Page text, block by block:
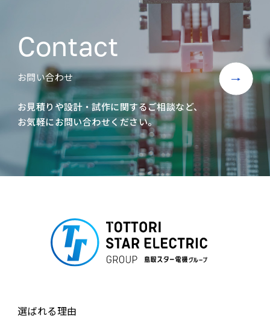
Contact
お問い合わせ
お見積りや設計・試作に関するご相談など、
お気軽にお問い合わせください。
選ばれる理由